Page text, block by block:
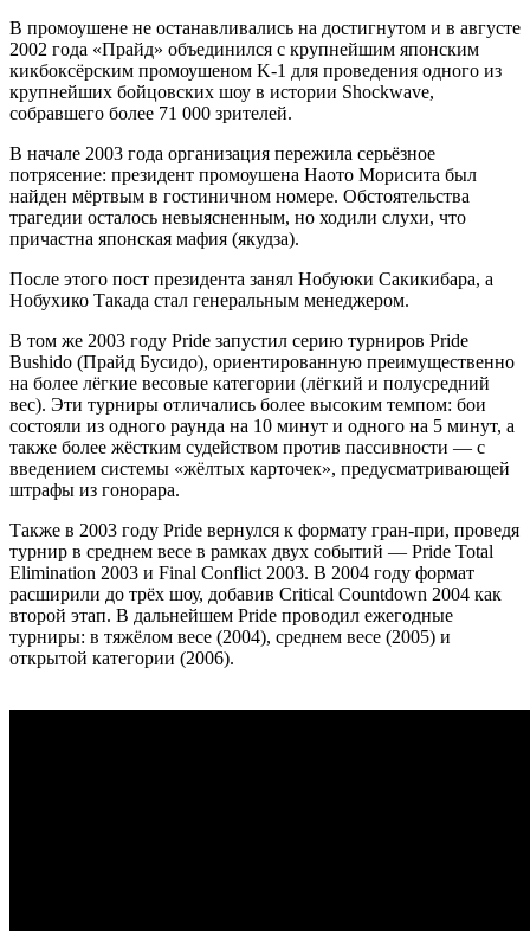
В промоушене не останавливались на достигнутом и в августе
2002 года «Прайд» объединился с крупнейшим японским
кикбоксёрским промоушеном K-1 для проведения одного из
крупнейших бойцовских шоу в истории Shockwave,
собравшего более 71 000 зрителей.
В начале 2003 года организация пережила серьёзное
потрясение: президент промоушена Наото Морисита был
найден мёртвым в гостиничном номере. Обстоятельства
трагедии осталось невыясненным, но ходили слухи, что
причастна японская мафия (якудза).
После этого пост президента занял Нобуюки Сакикибара, а
Нобухико Такада стал генеральным менеджером.
В том же 2003 году Pride запустил серию турниров Pride
Bushido (Прайд Бусидо), ориентированную преимущественно
на более лёгкие весовые категории (лёгкий и полусредний
вес). Эти турниры отличались более высоким темпом: бои
состояли из одного раунда на 10 минут и одного на 5 минут, а
также более жёстким судейством против пассивности — с
введением системы «жёлтых карточек», предусматривающей
штрафы из гонорара.
Также в 2003 году Pride вернулся к формату гран-при, проведя
турнир в среднем весе в рамках двух событий — Pride Total
Elimination 2003 и Final Conflict 2003. В 2004 году формат
расширили до трёх шоу, добавив Critical Countdown 2004 как
второй этап. В дальнейшем Pride проводил ежегодные
турниры: в тяжёлом весе (2004), среднем весе (2005) и
открытой категории (2006).